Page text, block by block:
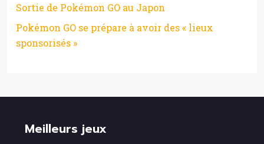
Sortie de Pokémon GO au Japon
Pokémon GO se prépare à avoir des « lieux
sponsorisés »
Meilleurs jeux